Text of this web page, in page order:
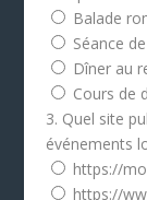
Balade
Séance
Dîner au
Cours de
3. Quel site
événements
https://
https://